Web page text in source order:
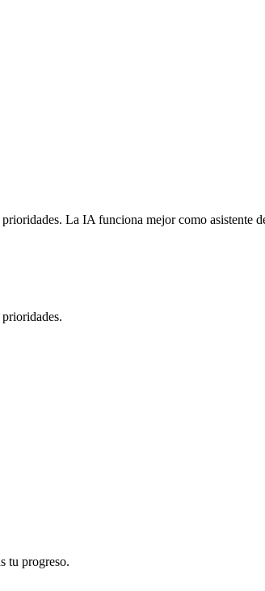
La IA funciona mejor como asistente
tu progreso.